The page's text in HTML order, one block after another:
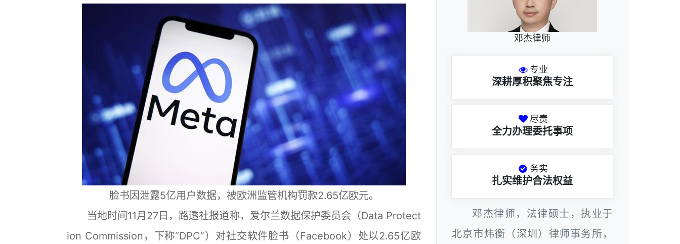
脸书因泄露5亿用户数据，被欧洲监管机构罚款2.65亿欧元。
当地时间11月27日，路透社报道称，爱尔兰数据保护委员会（Data Protect
ion Commission，下称“DPC”）对社交软件脸书（Facebook）处以2.65亿欧
邓杰律师
专业
深耕厚积聚焦专注
尽责
全力办理委托事项
务实
扎实维护合法权益
邓杰律师，法律硕士，执业于
北京市炜衡（深圳）律师事务所，